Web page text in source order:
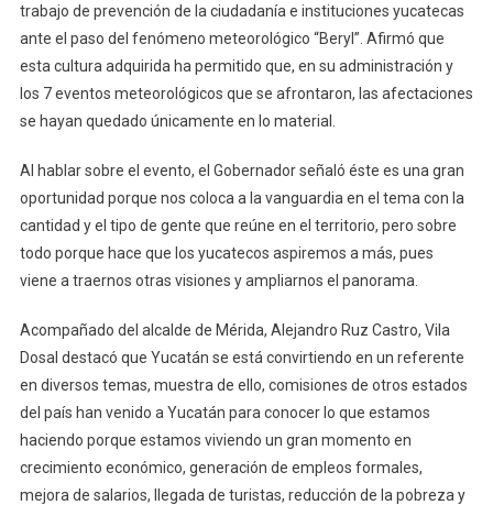
trabajo de prevención de la ciudadanía e instituciones yucatecas
ante el paso del fenómeno meteorológico “Beryl”. Afirmó que
esta cultura adquirida ha permitido que, en su administración y
los 7 eventos meteorológicos que se afrontaron, las afectaciones
se hayan quedado únicamente en lo material.
Al hablar sobre el evento, el Gobernador señaló éste es una gran
oportunidad porque nos coloca a la vanguardia en el tema con la
cantidad y el tipo de gente que reúne en el territorio, pero sobre
todo porque hace que los yucatecos aspiremos a más, pues
viene a traernos otras visiones y ampliarnos el panorama.
Acompañado del alcalde de Mérida, Alejandro Ruz Castro, Vila
Dosal destacó que Yucatán se está convirtiendo en un referente
en diversos temas, muestra de ello, comisiones de otros estados
del país han venido a Yucatán para conocer lo que estamos
haciendo porque estamos viviendo un gran momento en
crecimiento económico, generación de empleos formales,
mejora de salarios, llegada de turistas, reducción de la pobreza y